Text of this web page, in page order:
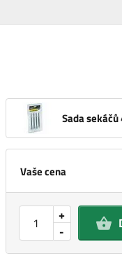
Sada sekáčů
Vaše cena
-
+